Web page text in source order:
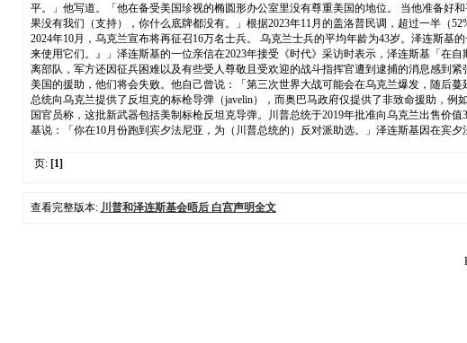
平。」他写道。「他在备受美国珍视的椭圆形办公室里没有尊重美国的地位。 当他准备
果没有我们（支持），你什么底牌都没有。」根据2023年11月的盖洛普民调，超过一半（
2024年10月，乌克兰宣布将再征召16万名士兵。 乌克兰士兵的平均年龄为43岁。泽连斯基
来使用它们。』」泽连斯基的一位亲信在2023年接受《时代》采访时表示，泽连斯基「在
离部队，军方还因征兵困难以及有些受人尊敬且受欢迎的战斗指挥官遭到逮捕的消息感到
美国的援助，他们将会失败。他自己曾说：「第三次世界大战可能会在乌克兰爆发，随后
总统向乌克兰提供了反坦克的标枪导弹（javelin），而奥巴马政府仅提供了非致命援助，
国官员称，这批新武器包括美制标枪反坦克导弹。川普总统于2019年批准向乌克兰出售价
基说：「你在10月份跑到宾夕法尼亚，为（川普总统的）反对派助选。」泽连斯基因在宾
页: [1]
查看完整版本: 川普和泽连斯基会晤后 白宫声明全文